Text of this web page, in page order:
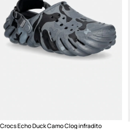
Crocs può essere, dando vita a modelli in
edizione limitata che si rivolgono a
persone alla moda.L'impegno di Crocs per
il comfort e la durata lo ha reso uno dei
preferiti tra le persone che cercano
calzature pratiche ed eleganti. Che tu stia
rilassandoti a casa o facendo una
dichiarazione di moda, Classic Clog e
Crocband Clog di Crocs offrono una
Crocs Echo Duck Camo Clog infradito